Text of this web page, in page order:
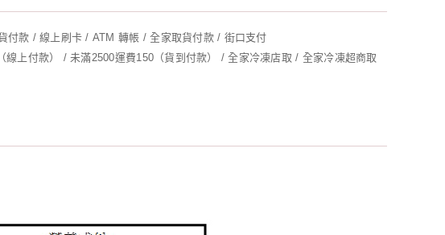
付款 / 線上刷卡 / ATM 轉帳 / 全家取貨付款 / 街口支付
線上付款） / 未滿2500運費150（貨到付款） / 全家冷凍店取 / 全家冷凍超商取